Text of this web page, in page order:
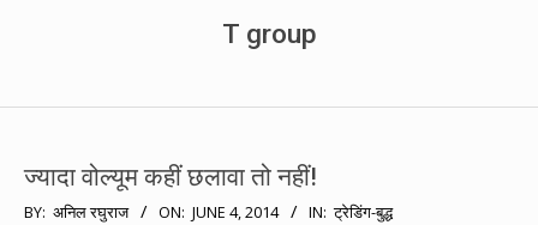
T group
ज्यादा वोल्यूम कहीं छलावा तो नहीं!
2014-
BY: अनिल रघुराज ON: JUNE 4, 2014 IN: ट्रेडिंग-बुद्ध